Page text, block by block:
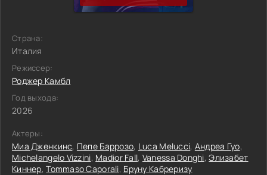
Страна:
Италия
Режиссер:
Роджер Камбл
Год выхода:
2026
Актеры:
Миа Дженкинс, Пепе Баррозо, Luca Melucci, Андреа Гуо,
Michelangelo Vizzini, Madior Fall, Vanessa Donghi,Элизабет
Киннер,Tommaso Caporali, Бруну Кабреризу